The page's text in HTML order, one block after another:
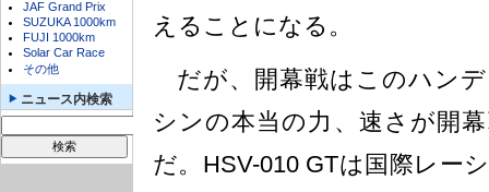
JAF Grand Prix
SUZUKA 1000km
FUJI 1000km
Solar Car Race
その他
ニュース内検索
えることになる。
だが、開幕戦はこのハン
シンの本当の力、速さが開
だ。HSV-010 GTは国際レー